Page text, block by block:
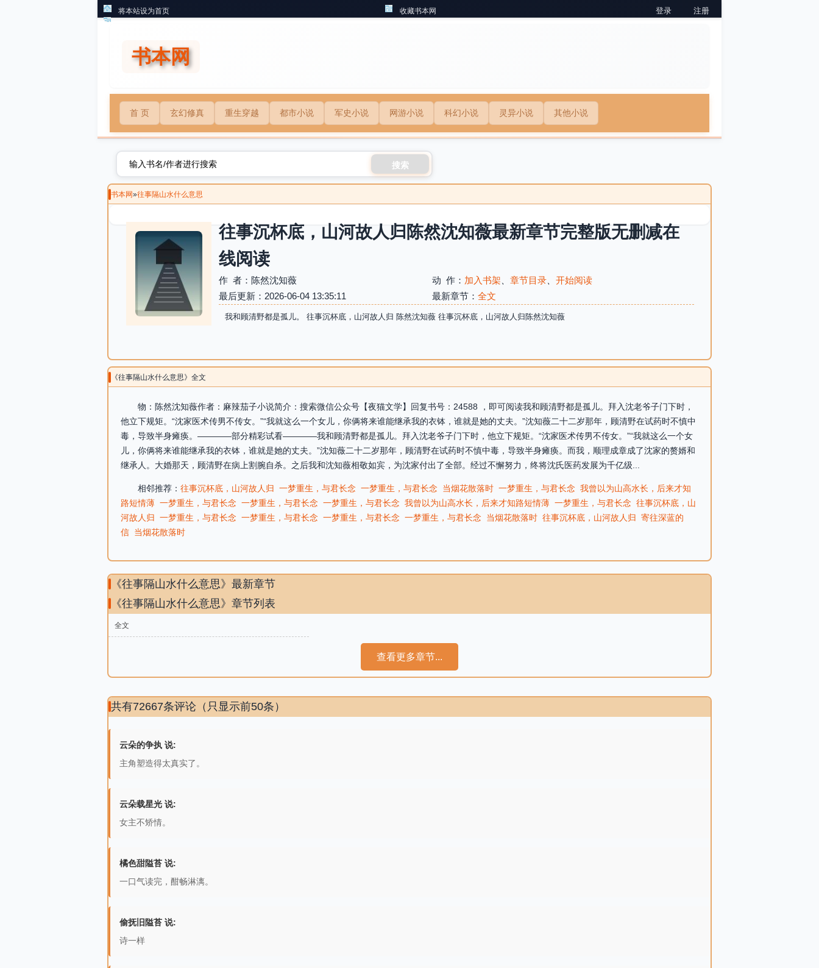
将本站设为首页 收藏书本网 登录 注册
书本网
首 页 玄幻修真 重生穿越 都市小说 军史小说 网游小说 科幻小说 灵异小说 其他小说
搜索
书本网»往事隔山水什么意思
往事沉杯底，山河故人归陈然沈知薇最新章节完整版无删减在
线阅读
作 者：陈然沈知薇 动 作： 加入书架 章节目录
开始阅读
最后更新：2026-06-04 13:35:11
最新章节： 全文
我和顾清野都是孤儿。 往事沉杯底，山河故人归 陈然沈知薇 往事沉杯底，山河故人归陈然沈知薇
《往事隔山水什么意思》全文
物：陈然沈知薇作者：麻辣茄子小说简介：搜索微信公众号【夜猫文学】回复书号：24588 ，即可阅读我和顾清野都是孤儿。拜入沈老爷子门下时，
他立下规矩。“沈家医术传男不传女。”“我就这么一个女儿，你俩将来谁能继承我的衣钵，谁就是她的丈夫。”沈知薇二十二岁那年，顾清野在试药时不慎中
毒，导致半身瘫痪。————部分精彩试看————我和顾清野都是孤儿。拜入沈老爷子门下时，他立下规矩。“沈家医术传男不传女。”“我就这么一个女
儿，你俩将来谁能继承我的衣钵，谁就是她的丈夫。”沈知薇二十二岁那年，顾清野在试药时不慎中毒，导致半身瘫痪。而我，顺理成章成了沈家的赘婿和
继承人。大婚那天，顾清野在病上割腕自杀。之后我和沈知薇相敬如宾，为沈家付出了全部。经过不懈努力，终将沈氏医药发展为千亿级...
相邻推荐： 往事沉杯底，山河故人归 一梦重生，与君长念 一梦重生，与君长念 当烟花散落时 一梦重生，与君长念 我曾以为山高水长，后来才知
路短情薄 一梦重生，与君长念 一梦重生，与君长念 一梦重生，与君长念 我曾以为山高水长，后来才知路短情薄 一梦重生，与君长念 往事沉杯底，山
河故人归 一梦重生，与君长念 一梦重生，与君长念 一梦重生，与君长念 一梦重生，与君长念 当烟花散落时 往事沉杯底，山河故人归 寄往深蓝的
信 当烟花散落时
《往事隔山水什么意思》最新章节
《往事隔山水什么意思》章节列表
全文
查看更多章节...
共有72667条评论（只显示前50条）
云朵的争执 说:
主角塑造得太真实了。
云朵载星光 说:
女主不矫情。
橘色甜隘苔 说:
一口气读完，酣畅淋漓。
偷抚旧隘苔 说:
诗一样